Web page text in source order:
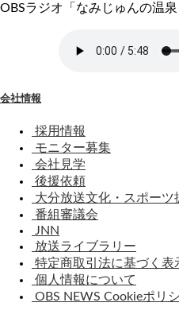
OBSラジオ「なみじゅんの温
会社情報
採用情報
モニター募集
会社見学
後援依頼
大分放送文化・スポーツ
番組審議会
JNN
放送ライブラリー
特定商取引法に基づく表
個人情報について
OBS NEWS Cookieポリ